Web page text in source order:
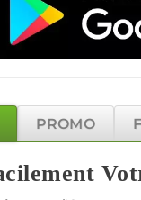
PROMO